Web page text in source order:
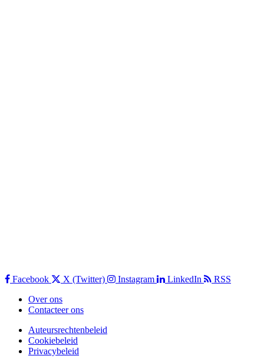
Facebook X (Twitter) Instagram LinkedIn
RSS
Over ons
Contacteer ons
Auteursrechtenbeleid
Cookiebeleid
Privacybeleid